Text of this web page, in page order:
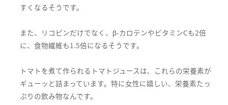
すくなるそうです。
また、リコピンだけでなく、β-カロテンやビタミンCも2倍
に、食物繊維も1.5倍になるそうです。
トマトを煮て作られるトマトジュースは、これらの栄養素が
ギューッと詰まっています。特に女性に嬉しい、栄養素たっ
ぷりの飲み物なんです。